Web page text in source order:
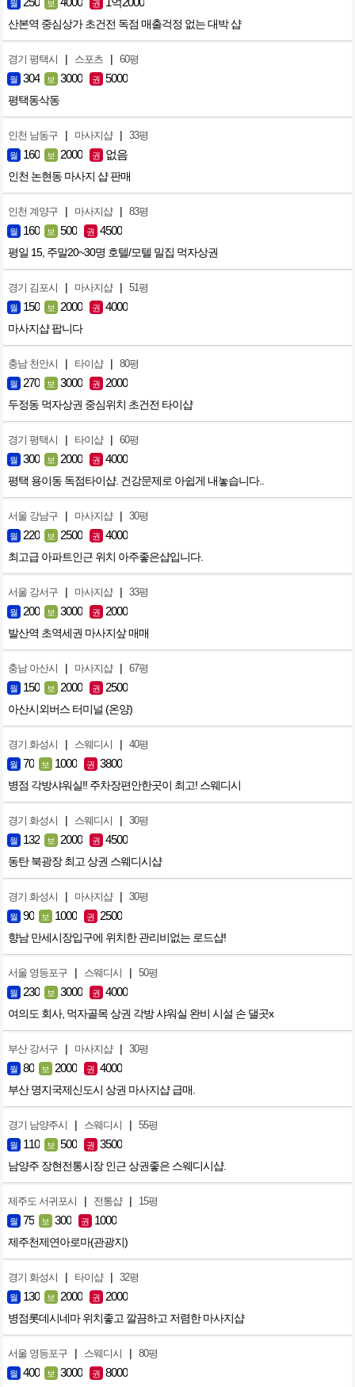
월 보 권
산본역 중심상가 초건전 독점 매출걱정 없는 대박 샵
경기 평택시 | 스포츠 | 60평
월 304 보 3000 권 5000
평택동삭동
인천 남동구 | 마사지샵 | 33평
월 160 보 2000 권 없음
인천 논현동 마사지 샵 판매
인천 계양구 | 마사지샵 | 83평
월 160 보 500 권 4500
평일 15, 주말20~30명 호텔/모텔 밀집 먹자상권
경기 김포시 | 마사지샵 | 51평
월 150 보 2000 권 4000
마사지샵 팝니다
충남 천안시 | 타이샵 | 80평
월 270 보 3000 권 2000
두정동 먹자상권 중심위치 초건전 타이샵
경기 평택시 | 타이샵 | 60평
월 300 보 2000 권 4000
평택 용이동 독점타이샵. 건강문제로 아쉽게 내놓습니다..
서울 강남구 | 마사지샵 | 30평
월 220 보 2500 권 4000
최고급 아파트인근 위치 아주좋은샵입니다.
서울 강서구 | 마사지샵 | 33평
월 200 보 3000 권 2000
발산역 초역세권 마사지샆 매매
충남 아산시 | 마사지샵 | 67평
월 150 보 2000 권 2500
아산시외버스 터미널 (온양)
경기 화성시 | 스웨디시 | 40평
월 70 보 1000 권 3800
병점 각방샤워실!! 주차장편안한곳이 최고! 스웨디시
경기 화성시 | 스웨디시 | 30평
월 132 보 2000 권 4500
동탄 북광장 최고 상권 스웨디시샵
경기 화성시 | 마사지샵 | 30평
월 90 보 1000 권 2500
향남 만세시장입구에 위치한 관리비없는 로드샵!
서울 영등포구 | 스웨디시 | 50평
월 230 보 3000 권 4000
여의도 회사, 먹자골목 상권 각방 샤워실 완비 시설 손 댈곳x
부산 강서구 | 마사지샵 | 30평
월 80 보 2000 권 4000
부산 명지국제신도시 상권 마사지샵 급매.
경기 남양주시 | 스웨디시 | 55평
월 110 보 500 권 3500
남양주 장현전통시장 인근 상권좋은 스웨디시샵.
제주도 서귀포시 | 전통샵 | 15평
월 75 보 300 권 1000
제주천제연아로마(관광지)
경기 화성시 | 타이샵 | 32평
월 130 보 2000 권 2000
병점롯데시네마 위치좋고 깔끔하고 저렴한 마사지샵
서울 영등포구 | 스웨디시 | 80평
월 400 보 3000 권 8000